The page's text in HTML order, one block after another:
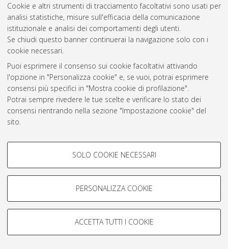
Cookie e altri strumenti di tracciamento facoltativi sono usati per
analisi statistiche, misure sull'efficacia della comunicazione
istituzionale e analisi dei comportamenti degli utenti.
Se chiudi questo banner continuerai la navigazione solo con i
cookie necessari.
Puoi esprimere il consenso sui cookie facoltativi attivando
l'opzione in "Personalizza cookie" e, se vuoi, potrai esprimere
consensi più specifici in "Mostra cookie di profilazione".
Potrai sempre rivedere le tue scelte e verificare lo stato dei
consensi rientrando nella sezione "Impostazione cookie" del
sito.
COOKIE DI PROFILAZIONE -
Si tratta di cookie utilizzati per analizzare le caratteristiche della
navigazione degli utenti, creare profili in base al loro comportamento
Mostra cookie di profilazione
COOKIE TECNICI - NECESSARI
SOLO COOKIE NECESSARI
PERSONALIZZA COOKIE
ACCETTA TUTTI I COOKIE
Atom
Rss 1.0
Rss 2.0
AMS Laurea
Servizio implementato e gestito da AlmaDL
Informativa sulla privacy
Condizioni d’uso del sito
© ALMA MATER STUDIORUM - Università di Bologna, 2007-2026.